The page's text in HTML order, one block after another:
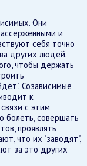
Они
и
себя точно
других людей.
чтобы держать
Созависимые
к
с этим
болеть, совершать
проявлять
что их "заводят",
за это других